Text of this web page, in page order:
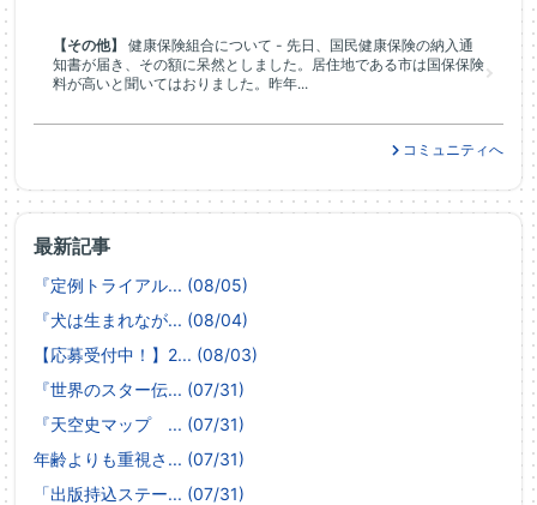
最新記事
『定例トライアル... (08/05)
『犬は生まれなが... (08/04)
【応募受付中！】2... (08/03)
『世界のスター伝... (07/31)
『天空史マップ ... (07/31)
年齢よりも重視さ... (07/31)
「出版持込ステー... (07/31)
【その他】
健康保険組合について - 先日、国民健康保険の納入通
知書が届き、その額に呆然としました。居住地である市は国保保険
料が高いと聞いてはおりました。昨年...
コミュニティへ